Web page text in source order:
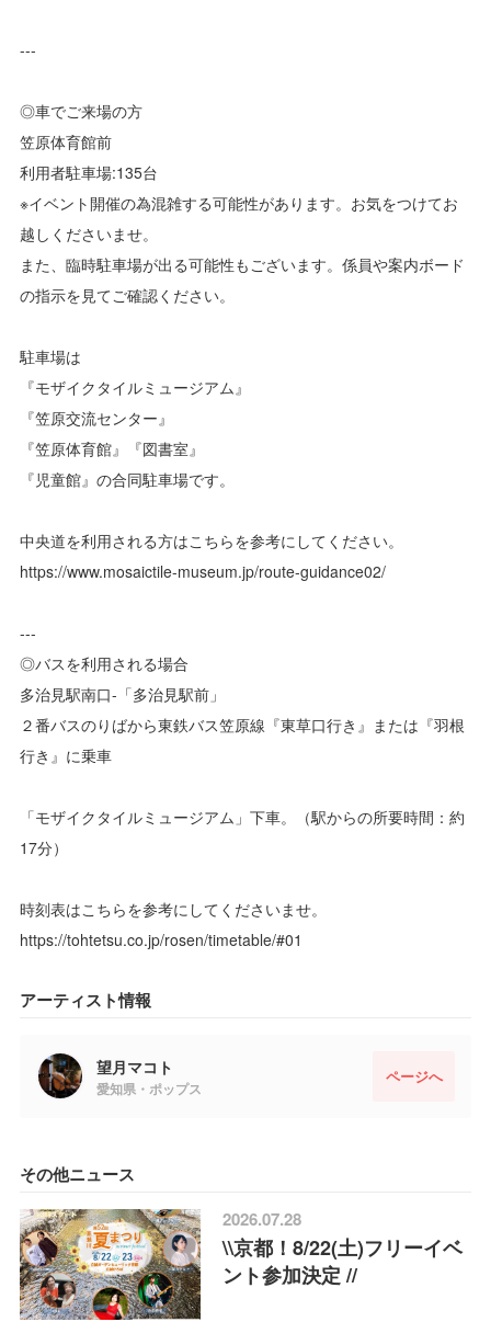
---
◎車でご来場の方
笠原体育館前
利用者駐車場:135台
※イベント開催の為混雑する可能性があります。お気をつけてお
越しくださいませ。
また、臨時駐車場が出る可能性もございます。係員や案内ボード
の指示を見てご確認ください。
駐車場は
『モザイクタイルミュージアム』
『笠原交流センター』
『笠原体育館』『図書室』
『児童館』の合同駐車場です。
中央道を利用される方はこちらを参考にしてください。
https://www.mosaictile-museum.jp/route-guidance02/
---
◎バスを利用される場合
多治見駅南口-「多治見駅前」
２番バスのりばから東鉄バス笠原線『東草口行き』または『羽根
行き』に乗車
「モザイクタイルミュージアム」下車。（駅からの所要時間：約
17分）
時刻表はこちらを参考にしてくださいませ。
https://tohtetsu.co.jp/rosen/timetable/#01
アーティスト情報
望月マコト
愛知県・ポップス
ページへ
その他ニュース
2026.07.28
\\京都！8/22(土)フリーイベ
ント参加決定 //